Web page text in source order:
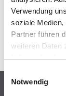
Verwendung
soziale Medien,
Partner führen
weiteren Daten
haben oder die
Notwendig
Online-Shop